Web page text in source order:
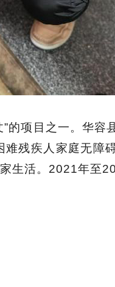
的项目之一。华容
残疾人家庭无障
生活。2021年至